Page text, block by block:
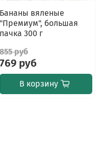
Бананы вяленые
"Премиум", большая
пачка 300 г
855 руб
769 руб
В корзину